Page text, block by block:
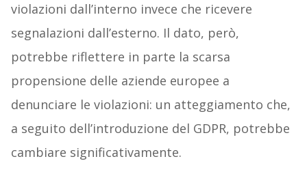
violazioni dall’interno invece che ricevere
segnalazioni dall’esterno. Il dato, però,
potrebbe riflettere in parte la scarsa
propensione delle aziende europee a
denunciare le violazioni: un atteggiamento che,
a seguito dell’introduzione del GDPR, potrebbe
cambiare significativamente.